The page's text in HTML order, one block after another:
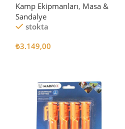
Siyah/Gri
Kamp Ekipmanları, Masa &
Sandalye
stokta
₺3.149,00